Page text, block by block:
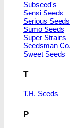
Subseed's
Sensi Seeds
Serious Seeds
Sumo Seeds
Super Strains
Seedsman Co.
Sweet Seeds
T
T.H. Seeds
P